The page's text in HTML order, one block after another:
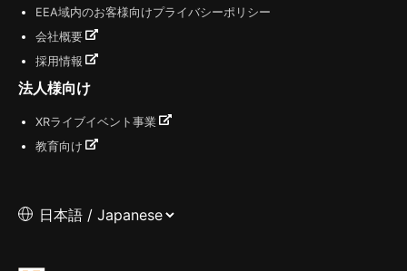
EEA域内のお客様向けプライバシーポリシー
会社概要
採用情報
法人様向け
XRライブイベント事業
教育向け